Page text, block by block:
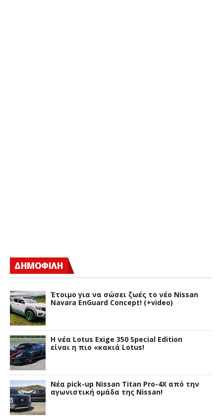
ΔΗΜΟΦΙΛΗ
Έτοιμο για να σώσει ζωές το νέο Nissan
Navara EnGuard Concept! (+video)
H νέα Lotus Exige 350 Special Edition
είναι η πιο «κακιά Lotus!
Νέα pick-up Nissan Titan Pro-4X από την
αγωνιστική ομάδα της Nissan!